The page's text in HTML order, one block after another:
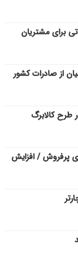
برای مشتریان
از صادرات کشور
طرح کالابرگ
پرفروش / افزایش